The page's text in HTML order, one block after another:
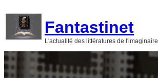
contenu
Fantastinet
L'actualité des littératures de l'imaginaire